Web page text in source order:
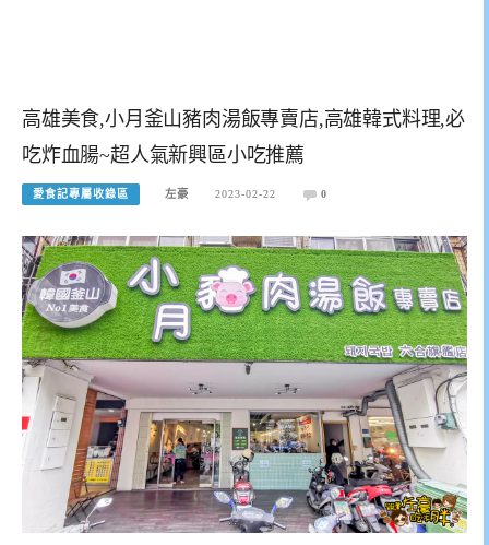
高雄美食,小月釜山豬肉湯飯專賣店,高雄韓式料理,必
吃炸血腸~超人氣新興區小吃推薦
愛食記專屬收錄區 左豪 2023-02-22 0